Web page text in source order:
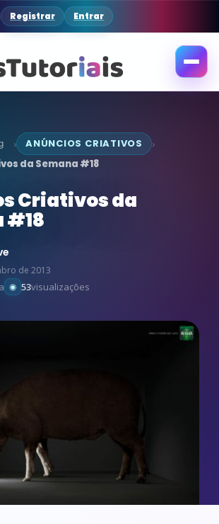
Registrar Entrar
Abrir
› ANÚNCIOS CRIATIVOS ›
da Semana #18
Criativos da
#18
de 2013
53visualizações